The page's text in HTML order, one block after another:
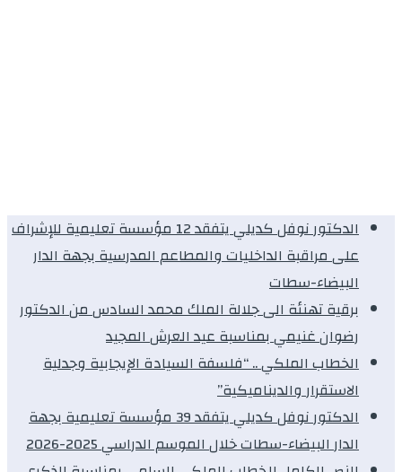
الدكتور نوفل كديلي يتفقد 12 مؤسسة تعليمية للإشراف
على مراقبة الداخليات والمطاعم المدرسية بجهة الدار
البيضاء-سطات
برقية تهنئة الى جلالة الملك محمد السادس من الدكتور
رضوان غنيمي بمناسبة عيد العرش المجيد
الخطاب الملكي .. “فلسفة السيادة الإيجابية وجدلية
الاستقرار والديناميكية”
الدكتور نوفل كديلي يتفقد 39 مؤسسة تعليمية بجهة
الدار البيضاء-سطات خلال الموسم الدراسي 2025-2026